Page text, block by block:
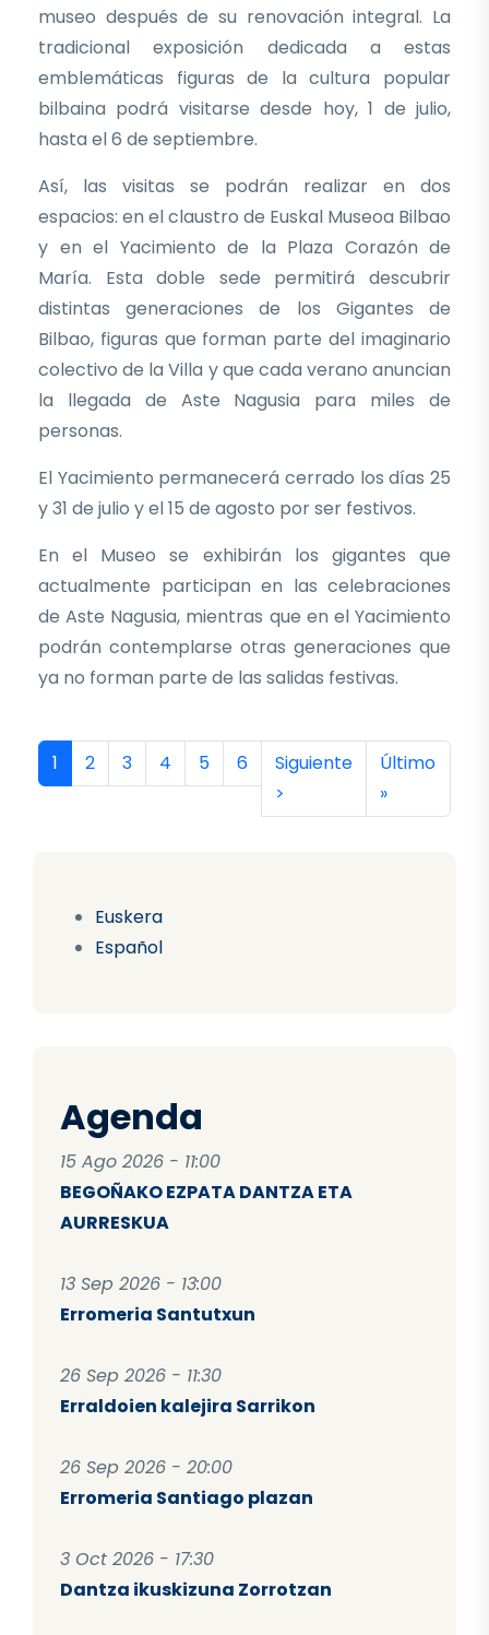
Euskera
Español
Agenda
15 Ago 2026 - 11:00
BEGOÑAKO EZPATA DANTZA ETA
AURRESKUA
13 Sep 2026 - 13:00
Erromeria Santutxun
26 Sep 2026 - 11:30
Erraldoien kalejira Sarrikon
26 Sep 2026 - 20:00
Erromeria Santiago plazan
3 Oct 2026 - 17:30
Dantza ikuskizuna Zorrotzan
museo después de su renovación integral. La
tradicional exposición dedicada a estas
emblemáticas figuras de la cultura popular
bilbaina podrá visitarse desde hoy, 1 de julio,
hasta el 6 de septiembre.
Así, las visitas se podrán realizar en dos
espacios: en el claustro de Euskal Museoa Bilbao
y en el Yacimiento de la Plaza Corazón de
María. Esta doble sede permitirá descubrir
distintas generaciones de los Gigantes de
Bilbao, figuras que forman parte del imaginario
colectivo de la Villa y que cada verano anuncian
la llegada de Aste Nagusia para miles de
personas.
El Yacimiento permanecerá cerrado los días 25
y 31 de julio y el 15 de agosto por ser festivos.
En el Museo se exhibirán los gigantes que
actualmente participan en las celebraciones
de Aste Nagusia, mientras que en el Yacimiento
podrán contemplarse otras generaciones que
ya no forman parte de las salidas festivas.
Paginación
Página actual
1 Página
2 Página
3 Página
4 Página
5 Página
6 Siguiente página
Siguiente
>
Última
Último
»